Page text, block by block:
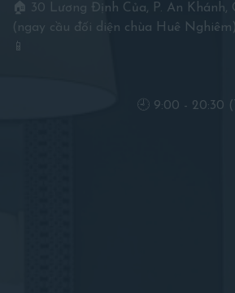
🏠 30 Lương Định Của, P. An Khánh,
(ngay cầu đối diện chùa Huê Nghiêm)
📱
🕘 9:00 - 20:30